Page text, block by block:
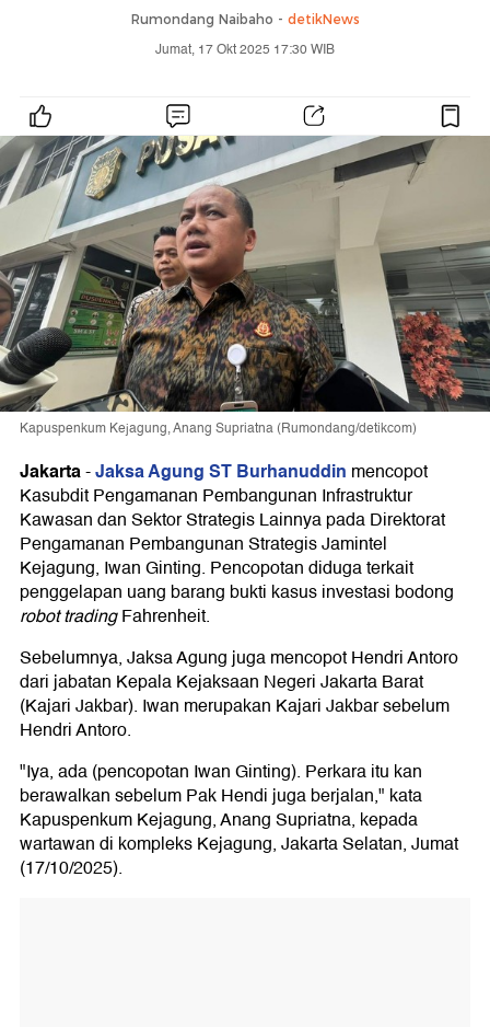
Rumondang Naibaho - detikNews
Jumat, 17 Okt 2025 17:30 WIB
Kapuspenkum Kejagung, Anang Supriatna (Rumondang/detikcom)
Jakarta-Jaksa Agung ST Burhanuddin mencopot
Kasubdit Pengamanan Pembangunan Infrastruktur
Kawasan dan Sektor Strategis Lainnya pada Direktorat
Pengamanan Pembangunan Strategis Jamintel
Kejagung, Iwan Ginting. Pencopotan diduga terkait
penggelapan uang barang bukti kasus investasi bodong
robot tradingFahrenheit.
Sebelumnya, Jaksa Agung juga mencopot Hendri Antoro
dari jabatan Kepala Kejaksaan Negeri Jakarta Barat
(Kajari Jakbar). Iwan merupakan Kajari Jakbar sebelum
Hendri Antoro.
"Iya, ada (pencopotan Iwan Ginting). Perkara itu kan
berawalkan sebelum Pak Hendi juga berjalan," kata
Kapuspenkum Kejagung, Anang Supriatna, kepada
wartawan di kompleks Kejagung, Jakarta Selatan, Jumat
(17/10/2025).